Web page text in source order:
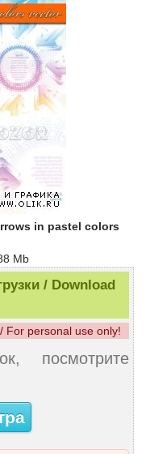
in pastel colors
Mb
/ Download
For personal use only!
посмотрите